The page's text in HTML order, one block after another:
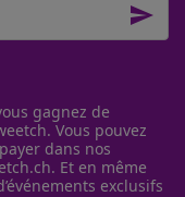

gagnez de
Vous pouvez
dans nos
Et en même
exclusifs